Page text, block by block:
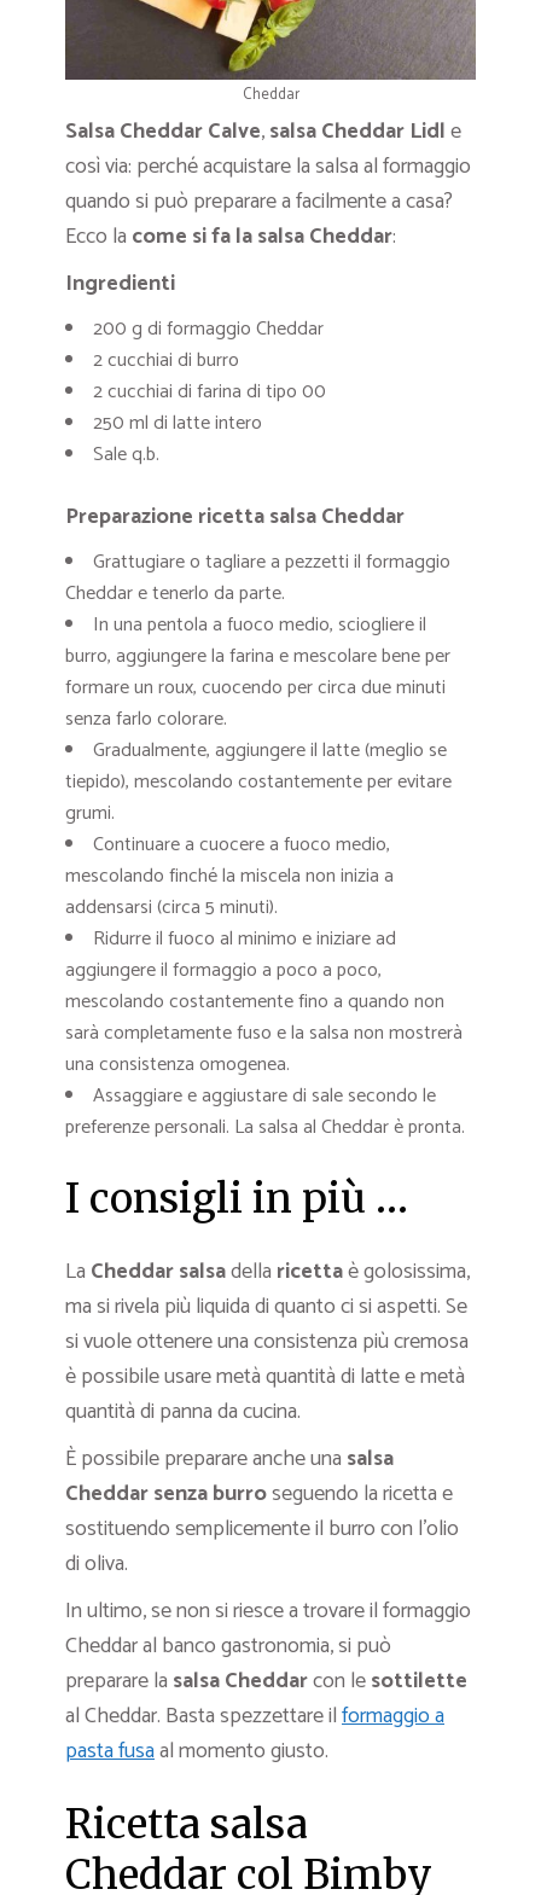
Cheddar
Salsa Cheddar Calve,salsa Cheddar Lidle
così via: perché acquistare la salsa al formaggio
quando si può preparare a facilmente a casa?
Ecco la come si fa la salsa Cheddar:
Ingredienti
200 g di formaggio Cheddar
2 cucchiai di burro
2 cucchiai di farina di tipo 00
250 ml di latte intero
Sale q.b.
Preparazione ricetta salsa Cheddar
Grattugiare o tagliare a pezzetti il formaggio
Cheddar e tenerlo da parte.
In una pentola a fuoco medio, sciogliere il
burro, aggiungere la farina e mescolare bene per
formare un roux, cuocendo per circa due minuti
senza farlo colorare.
Gradualmente, aggiungere il latte (meglio se
tiepido), mescolando costantemente per evitare
grumi.
Continuare a cuocere a fuoco medio,
mescolando finché la miscela non inizia a
addensarsi (circa 5 minuti).
Ridurre il fuoco al minimo e iniziare ad
aggiungere il formaggio a poco a poco,
mescolando costantemente fino a quando non
sarà completamente fuso e la salsa non mostrerà
una consistenza omogenea.
Assaggiare e aggiustare di sale secondo le
preferenze personali. La salsa al Cheddar è pronta.
I consigli in più …
La Cheddar salsadella ricettaè golosissima,
ma si rivela più liquida di quanto ci si aspetti. Se
si vuole ottenere una consistenza più cremosa
è possibile usare metà quantità di latte e metà
quantità di panna da cucina.
È possibile preparare anche una salsa
Cheddar senza burroseguendo la ricetta e
sostituendo semplicemente il burro con l’olio
di oliva.
In ultimo, se non si riesce a trovare il formaggio
Cheddar al banco gastronomia, si può
preparare la salsa Cheddarcon lesottilette
al Cheddar. Basta spezzettare ilformaggio a
pasta fusaal momento giusto.
Ricetta salsa
Cheddar col Bimby